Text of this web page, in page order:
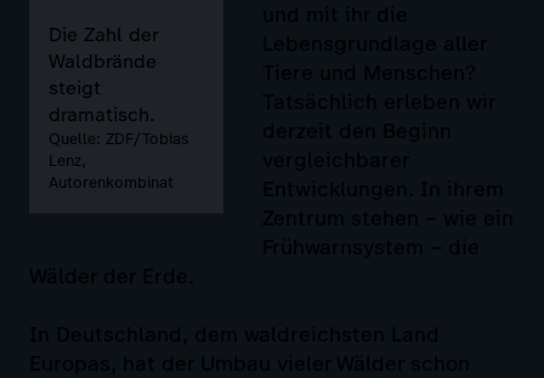
Die Zahl der
Waldbrände
steigt
dramatisch.
Quelle: ZDF/Tobias
Lenz,
Autorenkombinat
und mit ihr die
Lebensgrundlage aller
Tiere und Menschen?
Tatsächlich erleben wir
derzeit den Beginn
vergleichbarer
Entwicklungen. In ihrem
Zentrum stehen – wie ein
Frühwarnsystem – die
Wälder der Erde.
In Deutschland, dem waldreichsten Land
Europas, hat der Umbau vieler Wälder schon